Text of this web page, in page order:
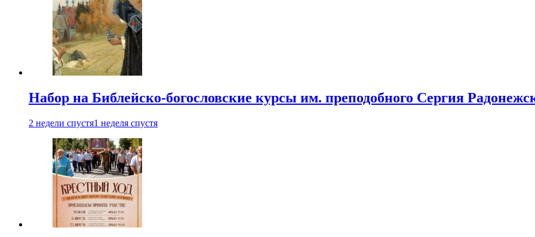
Набор на Библейско-богословские курсы им. преподобного Сергия
2 недели спустя1 неделя спустя